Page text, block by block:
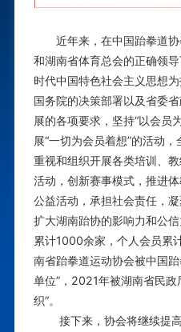
近年来，在中国跆拳道协
和湖南省体育总会的正确领
时代中国特色社会主义思想
国务院的决策部署以及省委
展的各项要求，坚持“以会员
展“一切为会员着想”的活动
重视和组织开展各类培训、
活动，创新赛事模式，推进
公益活动，承担社会责任，
扩大湖南跆协的影响力和公
累计1000余家，个人会员
南省跆拳道运动协会被中国
单位”，2021年被湖南省民政
织”。
接下来，协会将继续提高